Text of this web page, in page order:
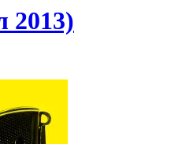
2013)